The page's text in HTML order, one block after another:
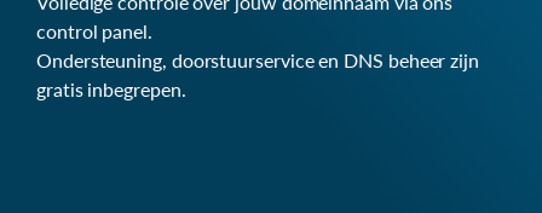
control panel.
Ondersteuning, doorstuurservice en DNS beheer zijn
gratis inbegrepen.